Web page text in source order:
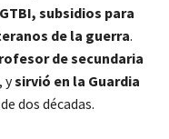
subsidios para
de la guerra.
de secundaria
ysirvió en la Guardia
dos décadas.